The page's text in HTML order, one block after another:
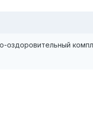
оздоровительный